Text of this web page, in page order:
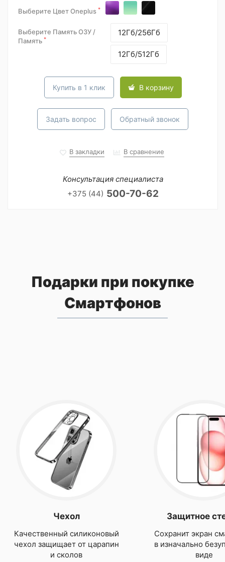
Выберите Цвет Oneplus *
Выберите Память ОЗУ /
Память *
12Гб/256Гб
12Гб/512Гб
Купить в 1 клик В корзину
Задать вопрос Обратный звонок
В закладки В сравнение
Консультация специалиста
+375 (44) 500-70-62
Подарки при покупке
Смартфонов
Чехол
Качественный силиконовый
чехол защищает от царапин
и сколов
Защитное
Сохранит экран
в изначально
виде